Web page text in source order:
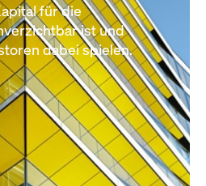
für die
ist und
dabei spielen.